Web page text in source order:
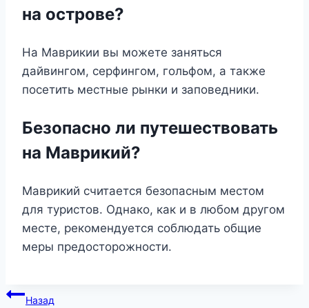
на острове?
На Маврикии вы можете заняться
дайвингом, серфингом, гольфом, а также
посетить местные рынки и заповедники.
Безопасно ли путешествовать
на Маврикий?
Маврикий считается безопасным местом
для туристов. Однако, как и в любом другом
месте, рекомендуется соблюдать общие
меры предосторожности.
Навигация
Назад